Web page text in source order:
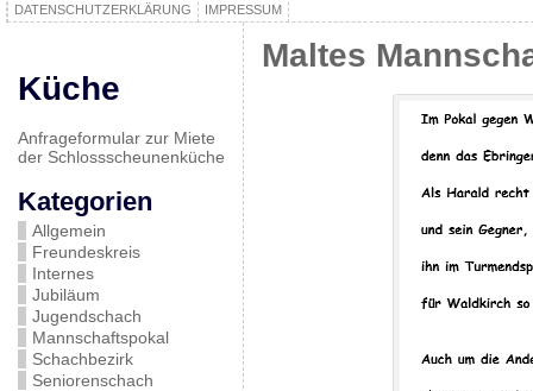
DATENSCHUTZERKLÄRUNG
IMPRESSUM
Küche
Anfrageformular zur Miete
der Schlossscheunenküche
Kategorien
Allgemein
Freundeskreis
Internes
Jubiläum
Jugendschach
Mannschaftspokal
Schachbezirk
Seniorenschach
Maltes